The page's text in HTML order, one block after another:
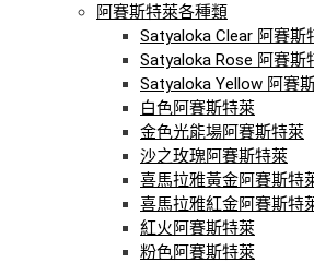
阿賽斯特萊各種類
Satyaloka Clear 阿賽斯
Satyaloka Rose 阿賽斯
Satyaloka Yellow 阿賽
白色阿賽斯特萊
金色光能場阿賽斯特萊
沙之玫瑰阿賽斯特萊
喜馬拉雅黃金阿賽斯特
喜馬拉雅紅金阿賽斯特
紅火阿賽斯特萊
粉色阿賽斯特萊